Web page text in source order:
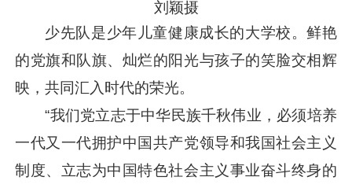
刘颖摄
少先队是少年儿童健康成长的大学校。鲜艳
的党旗和队旗、灿烂的阳光与孩子的笑脸交相辉
映，共同汇入时代的荣光。
“我们党立志于中华民族千秋伟业，必须培养
一代又一代拥护中国共产党领导和我国社会主义
制度、立志为中国特色社会主义事业奋斗终身的